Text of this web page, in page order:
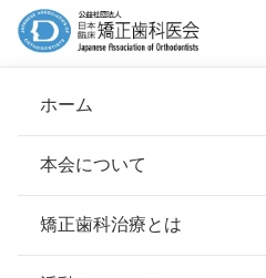
ホーム
本会について
会長挨拶
基本理念
矯正歯科治療とは
Vol.06 第8回「ブレース
表彰式と、舞台裏
ブレーススマイルコンテスト